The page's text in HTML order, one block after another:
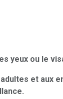
yeux ou le
et aux